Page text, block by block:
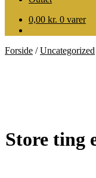
0,00 kr. 0 varer
Forside /Uncategorized
Store ting